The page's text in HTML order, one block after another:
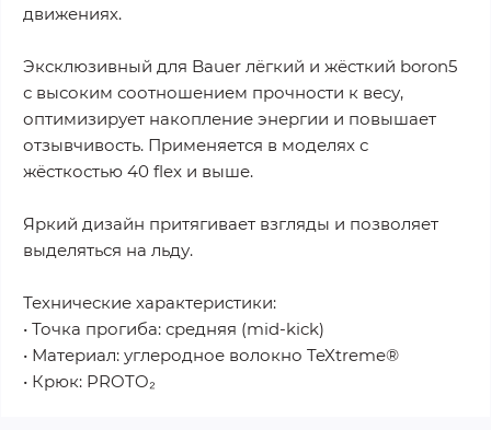
движениях.
Эксклюзивный для Bauer лёгкий и жёсткий boron5
с высоким соотношением прочности к весу,
оптимизирует накопление энергии и повышает
отзывчивость. Применяется в моделях с
жёсткостью 40 flex и выше.
Яркий дизайн притягивает взгляды и позволяет
выделяться на льду.
Технические характеристики:
• Точка прогиба: средняя (mid-kick)
• Материал: углеродное волокно TeXtreme®
• Крюк: PROTO₂